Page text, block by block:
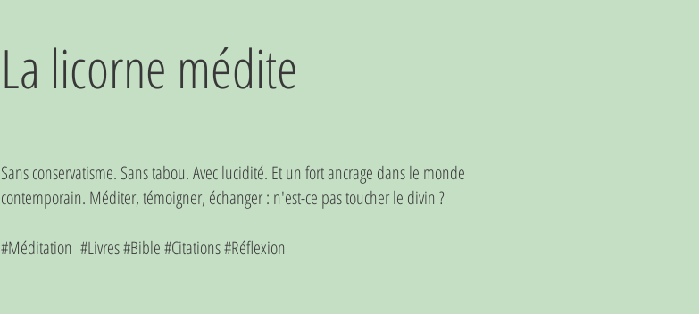
La licorne médite
Sans conservatisme. Sans tabou. Avec lucidité. Et un fort ancrage dans le monde
contemporain. Méditer, témoigner, échanger : n'est-ce pas toucher le divin ?
#Méditation #Livres #Bible #Citations #Réflexion